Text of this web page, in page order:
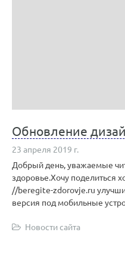
Обновление
23 апреля 2019 г.
Добрый день, уважаемые
здоровье.Хочу поделиться
//beregite-zdorovje.ru
версия под мобильные
Новости сайта